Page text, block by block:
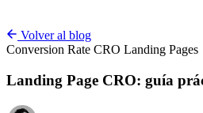
Volver al blog
Conversion Rate CRO Landing Pages
Landing Page CRO: guía